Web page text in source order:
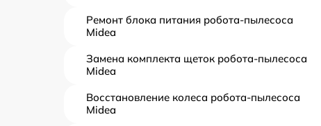
Ремонт блока питания робота-пылесоса
Midea
Замена комплекта щеток робота-пылесоса
Midea
Восстановление колеса робота-пылесоса
Midea